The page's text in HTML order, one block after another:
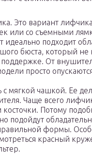
Это вариант
или со съемными
идеально подходит
бюста, который не
От
просто
с мягкой чашкой. Ее
Чаще всего
косточки. Потому
подойдут
формы.
красный